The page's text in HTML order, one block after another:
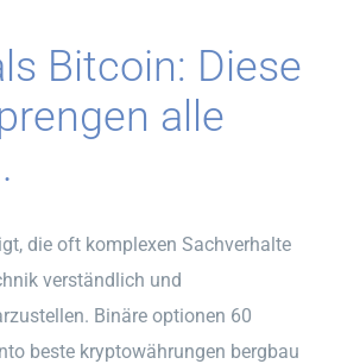
Bitcoin: Diese
alle
die oft komplexen Sachverhalte
verständlich und
Binäre optionen 60
beste kryptowährungen bergbau